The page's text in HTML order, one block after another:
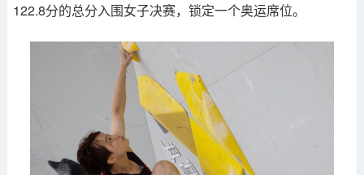
122.8分的总分入围女子决赛，锁定一个奥运席位。